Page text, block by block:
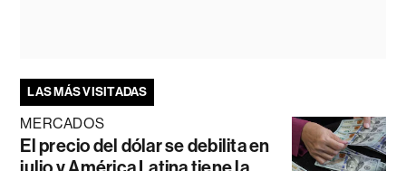
LAS MÁS VISITADAS
MERCADOS
El precio del dólar se debilita en